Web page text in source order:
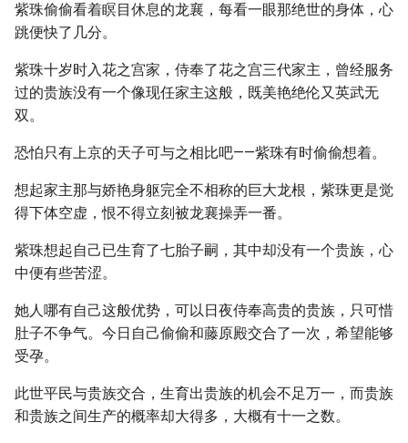
紫珠偷偷看着瞑目休息的龙襄，每看一眼那绝世的身体，心
跳便快了几分。
紫珠十岁时入花之宫家，侍奉了花之宫三代家主，曾经服务
过的贵族没有一个像现任家主这般，既美艳绝伦又英武无
双。
恐怕只有上京的天子可与之相比吧——紫珠有时偷偷想着。
想起家主那与娇艳身躯完全不相称的巨大龙根，紫珠更是觉
得下体空虚，恨不得立刻被龙襄操弄一番。
紫珠想起自己已生育了七胎子嗣，其中却没有一个贵族，心
中便有些苦涩。
她人哪有自己这般优势，可以日夜侍奉高贵的贵族，只可惜
肚子不争气。今日自己偷偷和藤原殿交合了一次，希望能够
受孕。
此世平民与贵族交合，生育出贵族的机会不足万一，而贵族
和贵族之间生产的概率却大得多，大概有十一之数。